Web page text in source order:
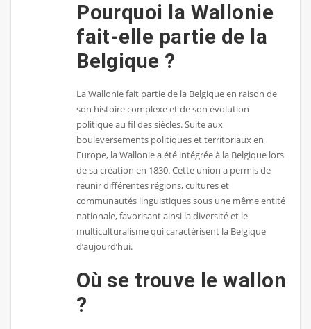
Pourquoi la Wallonie
fait-elle partie de la
Belgique ?
La Wallonie fait partie de la Belgique en raison de
son histoire complexe et de son évolution
politique au fil des siècles. Suite aux
bouleversements politiques et territoriaux en
Europe, la Wallonie a été intégrée à la Belgique lors
de sa création en 1830. Cette union a permis de
réunir différentes régions, cultures et
communautés linguistiques sous une même entité
nationale, favorisant ainsi la diversité et le
multiculturalisme qui caractérisent la Belgique
d’aujourd’hui.
Où se trouve le wallon
?